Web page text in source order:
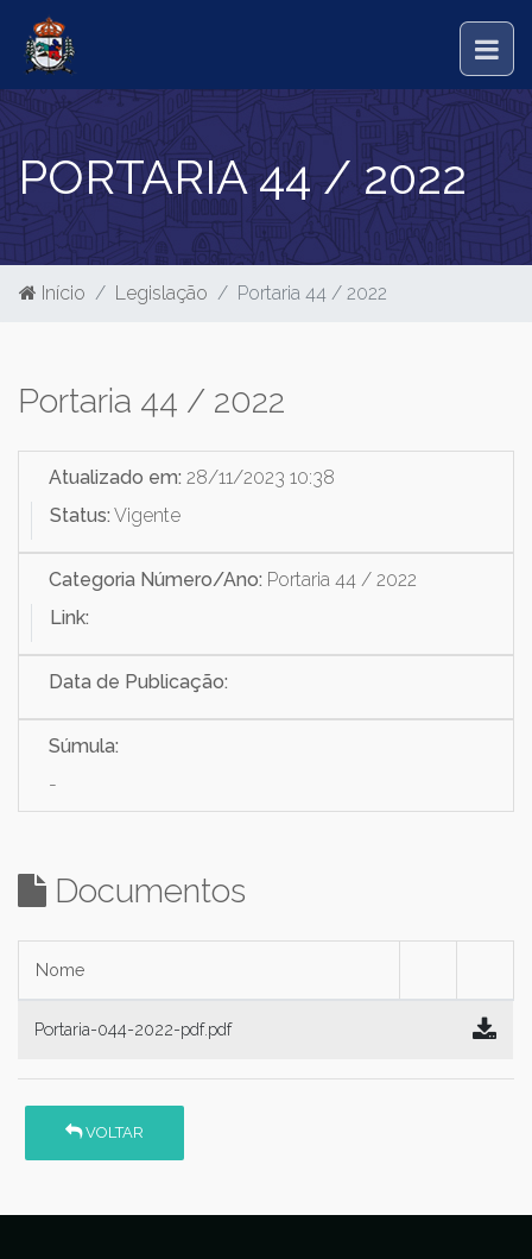
PORTARIA 44 / 2022
Início Legislação Portaria 44 / 2022
Portaria 44 / 2022
Atualizado em: 28/11/2023 10:38
Status: Vigente
Categoria Número/Ano: Portaria 44 / 2022
Link:
Data de Publicação:
Súmula:
-
Documentos
Nome
Portaria-044-2022-pdf.pdf
VOLTAR